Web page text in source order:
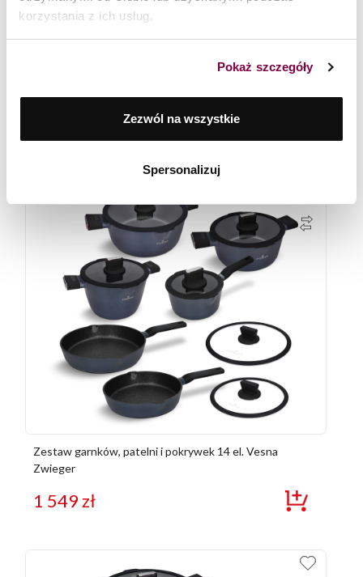
korzystania z ich usług.
Pokaż szczegóły
Zezwól na wszystkie
Spersonalizuj
Zwieger
Zestaw garnków, patelni i pokrywek 14 el. Vesna
Zwieger
1 549zł